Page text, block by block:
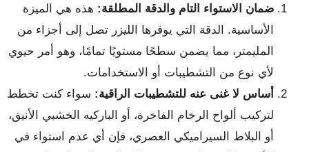
ضمان الاستواء التام والدقة المطلقة: هذه هي الميزة
الأساسية. الدقة التي يوفرها الليزر تصل إلى أجزاء من
المليمتر، مما يضمن سطحًا مستويًا تمامًا، وهو أمر حيوي
لأي نوع من التشطيبات أو الاستخدامات.
أساس لا غنى عنه للتشطيبات الراقية: سواء كنت تخطط
لتركيب ألواح الرخام الفاخرة، أو الباركيه الخشبي الأنيق،
أو البلاط السيراميكي العصري، فإن أي عدم استواء في